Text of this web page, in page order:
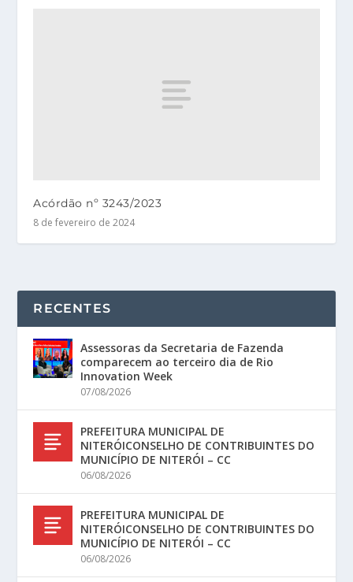
Acórdão nº 3243/2023
8 de fevereiro de 2024
RECENTES
Assessoras da Secretaria de Fazenda
comparecem ao terceiro dia de Rio
Innovation Week
07/08/2026
PREFEITURA MUNICIPAL DE
NITERÓICONSELHO DE CONTRIBUINTES DO
MUNICÍPIO DE NITERÓI – CC
06/08/2026
PREFEITURA MUNICIPAL DE
NITERÓICONSELHO DE CONTRIBUINTES DO
MUNICÍPIO DE NITERÓI – CC
06/08/2026